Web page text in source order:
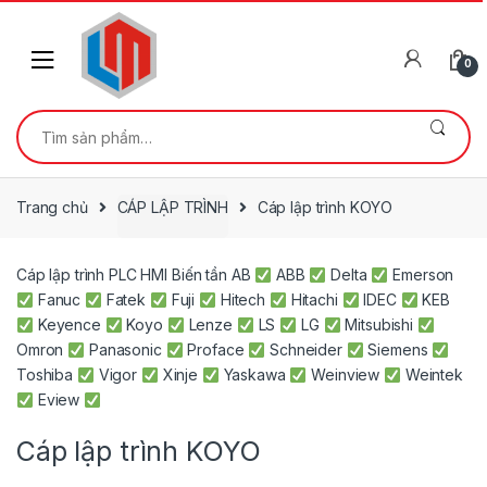
navigation
content
0
Tìm
kiếm:
Trang chủ CÁP LẬP TRÌNH Cáp lập trình KOYO
Cáp lập trình PLC HMI Biến tần AB ABB Delta
Emerson
Fanuc
Fatek Fuji Hitech Hitachi IDEC
KEB
Keyence
Koyo Lenze LS LG
Mitsubishi
Omron
Panasonic Proface Schneider
Siemens
Toshiba
Vigor Xinje Yaskawa Weinview
Weintek
Eview
Cáp lập trình KOYO